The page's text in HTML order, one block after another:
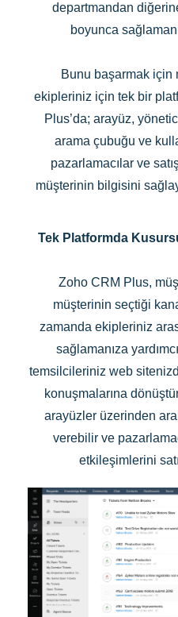
departmandan
boyunca
Bunu başarmak için
ekipleriniz için tek bir
Plus’da; arayüz,
arama çubuğu ve
pazarlamacılar ve
müşterinin bilgisini
Tek Platformda
Zoho CRM Plus,
müşterinin seçtiği
zamanda ekipleriniz
sağlamanıza
temsilcileriniz web
konuşmalarına
arayüzler üzerinden
verebilir ve
etkileşimlerini